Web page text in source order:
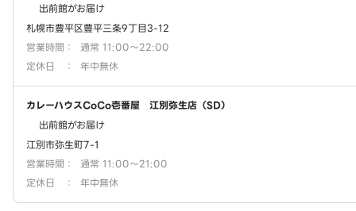
出前館がお届け
札幌市豊平区豊平三条9丁目3-12
営業時間 ：
通常 11:00～22:00
定休日
： 年中無休
カレーハウスCoCo壱番屋 江別弥生店（SD）
出前館がお届け
江別市弥生町7-1
営業時間 ：
通常 11:00～21:00
定休日
： 年中無休